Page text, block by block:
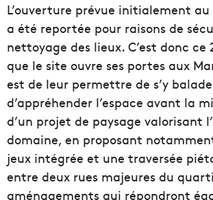
L’ouverture prévue initialement au
a été reportée pour raisons de
nettoyage des lieux. C’est donc ce
que le site ouvre ses portes aux
est de leur permettre de s’y
d’appréhender l’espace avant la
d’un projet de paysage valorisant
domaine, en proposant
jeux intégrée et une traversée
entre deux rues majeures du
aménagements qui répondront